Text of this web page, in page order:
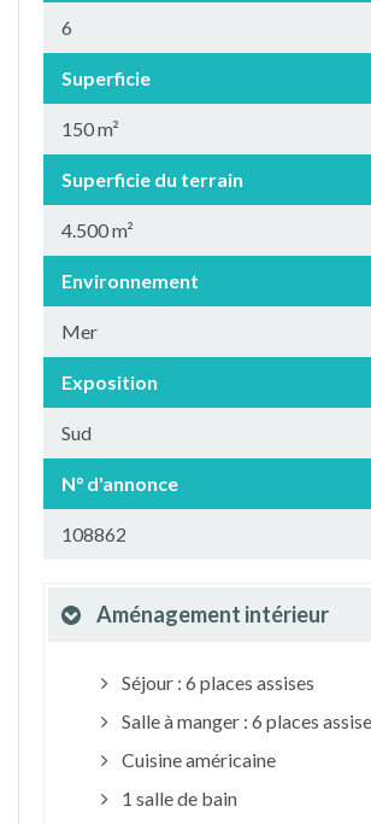
6
Superficie
150 m²
Superficie du terrain
4.500 m²
Environnement
Mer
Exposition
Sud
N° d'annonce
108862
Aménagement intérieur
Séjour : 6 places assises
Salle à manger : 6 places
Cuisine américaine
1 salle de bain